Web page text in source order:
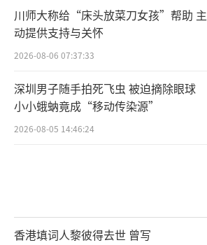
川师大称给“床头放菜刀女孩”帮助 主
动提供支持与关怀
2026-08-06 07:37:33
深圳男子随手拍死飞虫 被迫摘除眼球
小小蛾蚋竟成“移动传染源”
2026-08-05 14:46:24
香港填词人黎彼得去世 曾写